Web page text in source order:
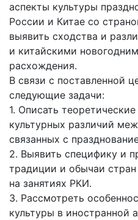
аспекты культуры
России и Китае со
выявить сходства и
и китайскими
расхождения.
В связи с поставленной
следующие задачи:
1. Описать
культурных различий
связанных с
2. Выявить специфику и
традиции и обычаи
на занятиях РКИ.
3. Рассмотреть
культуры в иностранной